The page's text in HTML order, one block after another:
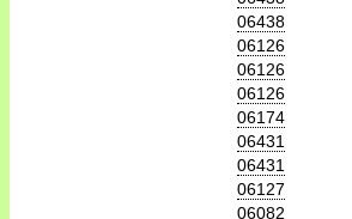
06438
06126
06126
06126
06174
06431
06431
06127
06082